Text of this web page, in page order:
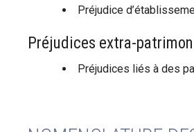
Préjudice
Préjudices extra-
Préjudices liés à des